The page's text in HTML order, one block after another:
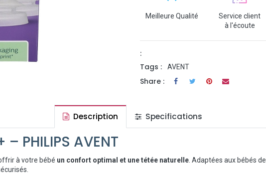
Meilleure Qualité
Service client
à l'écoute
:
Tags :
AVENT
Share :
Description Specifications
PHILIPS AVENT
à votre bébé un confort optimal et une tétée naturelle. Adaptées aux bébés de